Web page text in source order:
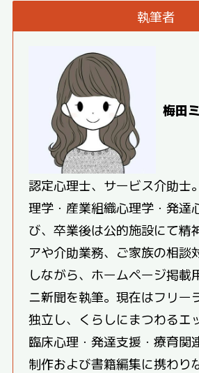
執筆者
梅田
認定心理士、サービス介助士
理学・産業組織心理学・発達
び、卒業後は公的施設にて精
アや介助業務、ご家族の相談
しながら、ホームページ掲載
ニ新聞を執筆。現在はフリー
独立し、くらしにまつわるエ
臨床心理・発達支援・療育関
制作および書籍編集に携わり